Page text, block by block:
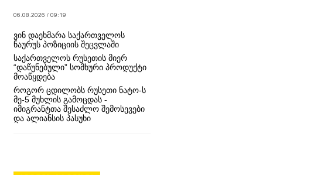
06.08.2026 / 09:19
ვინ დაეხმარა საქართველოს
ნაურუს პოზიციის შეცვლაში
საქართველოს რუსეთის მიერ
“დაწუნებული” სომხური პროდუქტი
მოაწყდება
როგორ ცდილობს რუსეთი ნატო-ს
მე-5 მუხლის გამოცდას -
იმიგრანტთა შესაძლო შემოსევები
და ალიანსის პასუხი